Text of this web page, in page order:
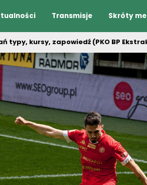
Transmisje Skróty
typy, kursy, zapowiedź (PKO BP